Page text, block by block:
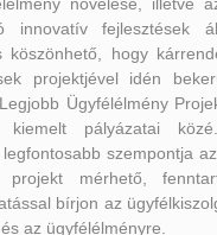
innovatív fejlesztések
köszönhető, hogy
projektjével idén
Ügyfélélmény
kiemelt pályázatai
szempontja az
mérhető,
bírjon az
az ügyfélélményre.